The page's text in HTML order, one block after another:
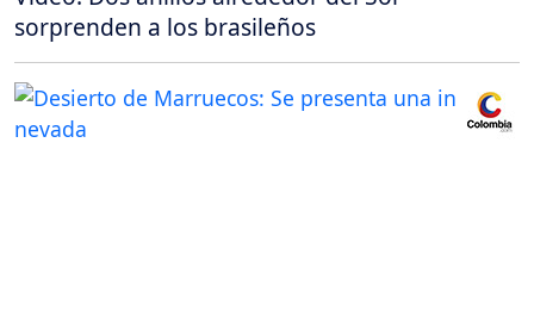
sorprenden a los brasileños